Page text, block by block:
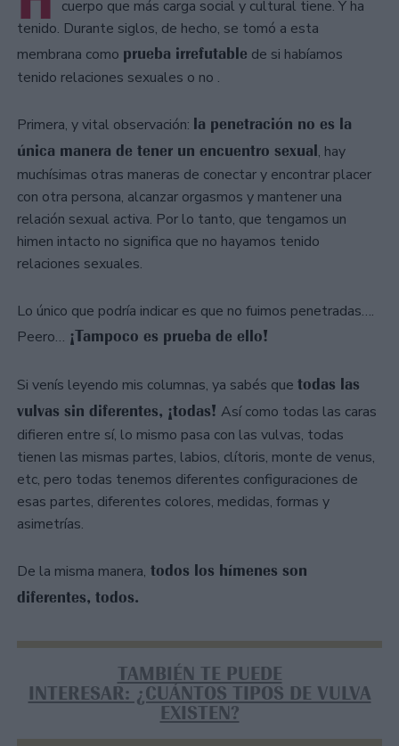
cuerpo que más carga social y cultural tiene. Y ha
tenido. Durante siglos, de hecho, se tomó a esta
membrana como prueba irrefutable de si habíamos
tenido relaciones sexuales o no .
Primera, y vital observación: la penetración no es la
única manera de tener un encuentro sexual, hay
muchísimas otras maneras de conectar y encontrar placer
con otra persona, alcanzar orgasmos y mantener una
relación sexual activa. Por lo tanto, que tengamos un
himen intacto no significa que no hayamos tenido
relaciones sexuales.
Lo único que podría indicar es que no fuimos penetradas….
Peero… ¡Tampoco es prueba de ello!
Si venís leyendo mis columnas, ya sabés que todas las
vulvas sin diferentes, ¡todas! Así como todas las caras
difieren entre sí, lo mismo pasa con las vulvas, todas
tienen las mismas partes, labios, clítoris, monte de venus,
etc, pero todas tenemos diferentes configuraciones de
esas partes, diferentes colores, medidas, formas y
asimetrías.
De la misma manera, todos los hímenes son
diferentes, todos.
TAMBIÉN TE PUEDE
INTERESAR: ¿CUÁNTOS TIPOS DE VULVA
EXISTEN?